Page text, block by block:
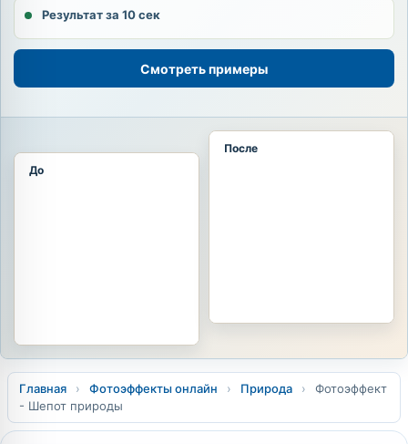
Результат за 10 сек
Смотреть примеры
До
После
Главная › Фотоэффекты онлайн › Природа ›
Фотоэффект
- Шепот природы